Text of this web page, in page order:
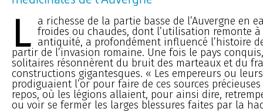
L a richesse de la partie basse de l’Auvergne en
froides ou chaudes, dont l’utilisation remonte
antiquité, a profondément influencé l’histoire
partir de l’invasion romaine. Une fois le pays
solitaires résonnèrent du bruit des marteaux et du
constructions gigantesques. « Les empereurs ou
prodiguaient l’or pour faire de ces sources
repos, où les légions allaient, pour ainsi dire,
ou voir se fermer les larges blessures faites par la